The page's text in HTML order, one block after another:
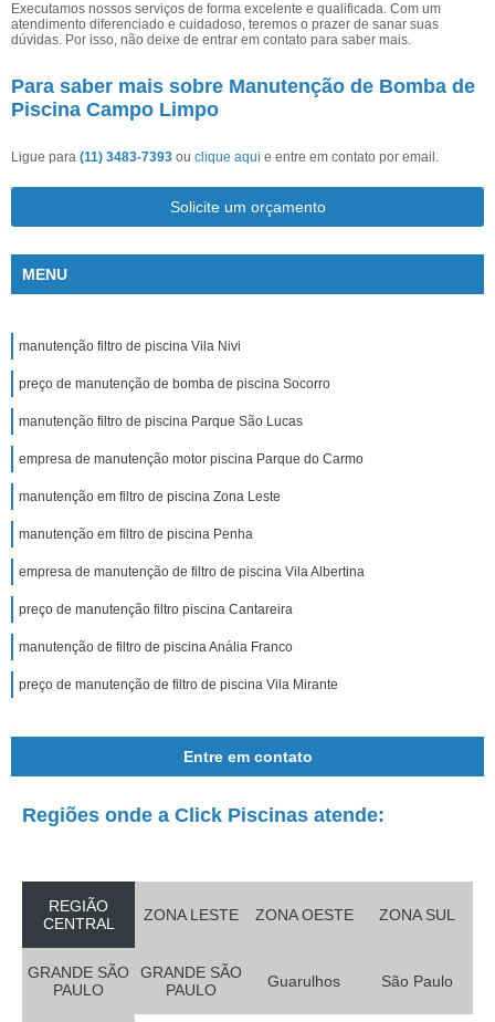
Executamos nossos serviços de forma excelente e qualificada. Com um
atendimento diferenciado e cuidadoso, teremos o prazer de sanar suas
dúvidas. Por isso, não deixe de entrar em contato para saber mais.
Para saber mais sobre Manutenção de Bomba de
Piscina Campo Limpo
Ligue para (11) 3483-7393 ou clique aqui e entre em contato por email.
Solicite um orçamento
MENU
manutenção filtro de piscina Vila Nivi
preço de manutenção de bomba de piscina Socorro
manutenção filtro de piscina Parque São Lucas
empresa de manutenção motor piscina Parque do Carmo
manutenção em filtro de piscina Zona Leste
manutenção em filtro de piscina Penha
empresa de manutenção de filtro de piscina Vila Albertina
preço de manutenção filtro piscina Cantareira
manutenção de filtro de piscina Anália Franco
preço de manutenção de filtro de piscina Vila Mirante
Entre em contato
Regiões onde a Click Piscinas atende:
REGIÃO
CENTRAL
ZONA LESTE ZONA OESTE ZONA SUL
GRANDE SÃO
PAULO
GRANDE SÃO
PAULO
Guarulhos São Paulo